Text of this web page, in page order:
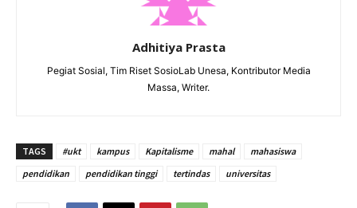
Adhitiya Prasta
Pegiat Sosial, Tim Riset SosioLab Unesa, Kontributor Media
Massa, Writer.
TAGS #ukt kampus Kapitalisme mahal
mahasiswa
pendidikan
pendidikan tinggi tertindas universitas